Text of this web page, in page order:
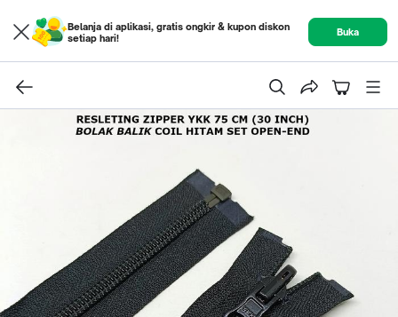
Belanja di aplikasi, gratis ongkir & kupon diskon
setiap hari!
Buka